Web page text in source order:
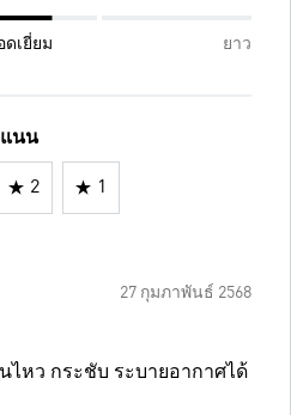
ดเยี่ยม ยาว
แนน
2 1
27 กุมภาพันธ์ 2568
ไหว กระชับ ระบายอากาศได้